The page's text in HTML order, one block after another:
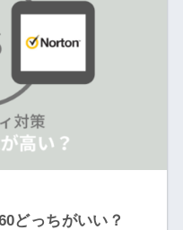
どっちがいい？